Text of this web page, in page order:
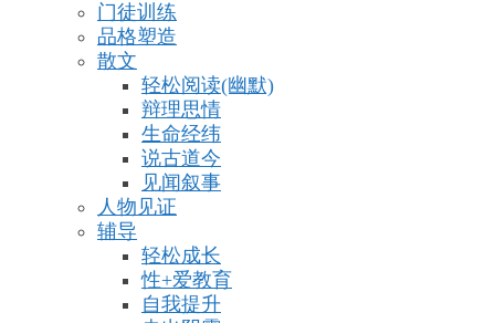
门徒训练
品格塑造
散文
轻松阅读(幽默)
辩理思情
生命经纬
说古道今
见闻叙事
人物见证
辅导
轻松成长
性+爱教育
自我提升